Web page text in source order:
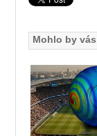
Mohlo by